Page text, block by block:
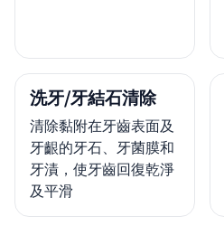
洗牙/牙結石清除
清除黏附在牙齒表面及
牙齦的牙石、牙菌膜和
牙漬，使牙齒回復乾淨
及平滑